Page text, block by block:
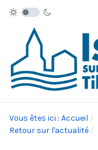
Vous êtes ici : Accueil
Retour sur l'actualité